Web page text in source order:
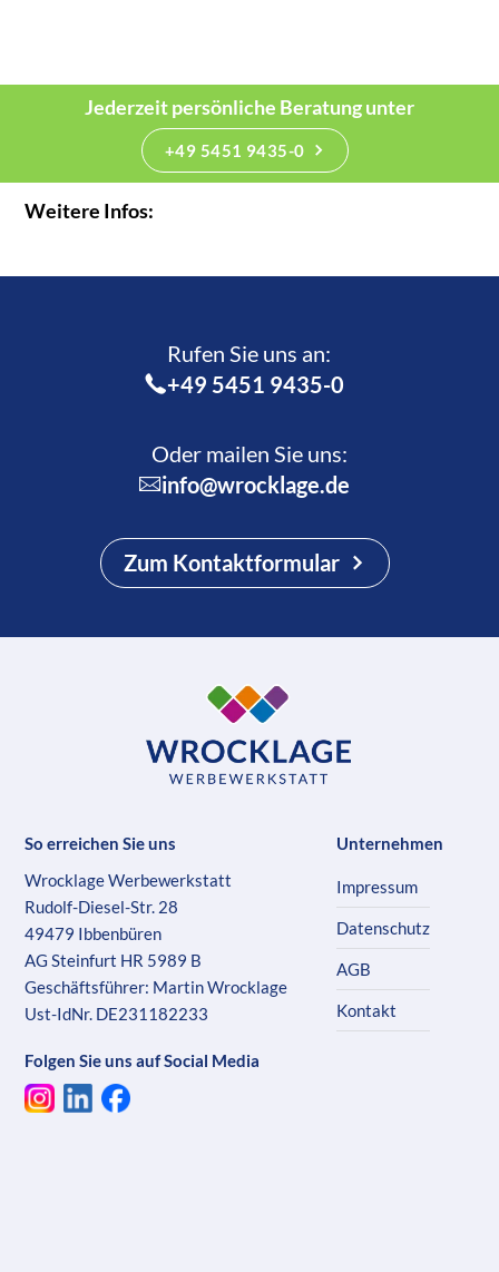
Jederzeit persönliche Beratung unter
+49 5451 9435-0
Weitere Infos:
Rufen Sie uns an:­
+49 5451 9435-0
Oder mailen Sie uns:
info@wrocklage.de
Zum Kontaktformular
So erreichen Sie uns
Wrocklage Werbewerkstatt
Rudolf-Diesel-Str. 28
49479 Ibbenbüren
AG Steinfurt HR 5989 B
Geschäftsführer: Martin Wrocklage
Ust-IdNr. DE231182233
Folgen Sie uns auf Social Media
Unternehmen
Impressum
Datenschutz
AGB
Kontakt